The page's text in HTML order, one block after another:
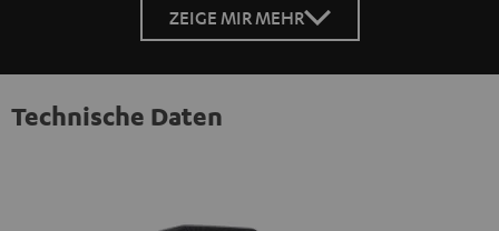
ZEIGE MIR MEHR
Technische Daten